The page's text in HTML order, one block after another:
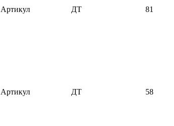
Артикул ДТ 81
Артикул ДТ 58